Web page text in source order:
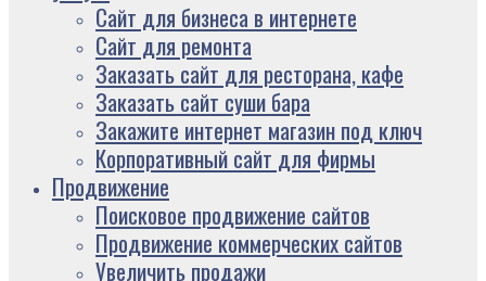
Сайт для бизнеса в интернете
Сайт для ремонта
Заказать сайт для ресторана, кафе
Заказать сайт суши бара
Закажите интернет магазин под ключ
Корпоративный сайт для фирмы
Продвижение
Поисковое продвижение сайтов
Продвижение коммерческих сайтов
Увеличить продажи